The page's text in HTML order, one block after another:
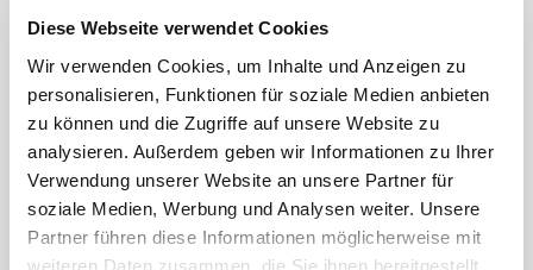
Diese Webseite verwendet Cookies
Wir verwenden Cookies, um Inhalte und Anzeigen zu
personalisieren, Funktionen für soziale Medien anbieten
zu können und die Zugriffe auf unsere Website zu
analysieren. Außerdem geben wir Informationen zu Ihrer
Verwendung unserer Website an unsere Partner für
soziale Medien, Werbung und Analysen weiter. Unsere
Partner führen diese Informationen möglicherweise mit
weiteren Daten zusammen, die Sie ihnen bereitgestellt